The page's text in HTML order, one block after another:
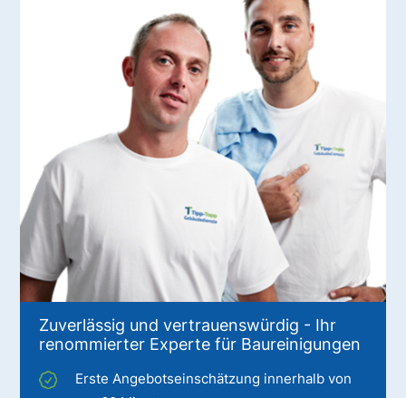
Zuverlässig und vertrauenswürdig - Ihr
renommierter Experte für Baureinigungen
Erste Angebotseinschätzung innerhalb von